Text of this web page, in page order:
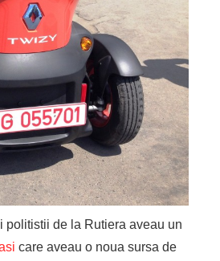
politistii de la Rutiera aveau un
care aveau o noua sursa de